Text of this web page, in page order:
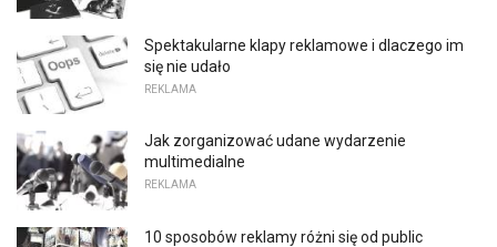
Spektakularne klapy reklamowe i dlaczego im
się nie udało
REKLAMA
Jak zorganizować udane wydarzenie
multimedialne
REKLAMA
10 sposobów reklamy różni się od public